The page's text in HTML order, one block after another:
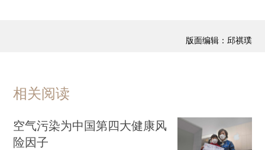
版面编辑：邱祺璞
相关阅读
空气污染为中国第四大健康风
险因子